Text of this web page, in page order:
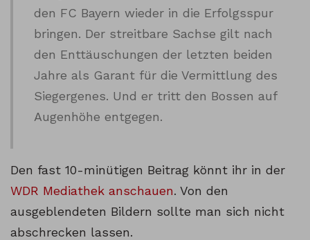
den FC Bayern wieder in die Erfolgsspur
bringen. Der streitbare Sachse gilt nach
den Enttäuschungen der letzten beiden
Jahre als Garant für die Vermittlung des
Siegergenes. Und er tritt den Bossen auf
Augenhöhe entgegen.
Den fast 10-minütigen Beitrag könnt ihr in der
WDR Mediathek anschauen. Von den
ausgeblendeten Bildern sollte man sich nicht
abschrecken lassen.